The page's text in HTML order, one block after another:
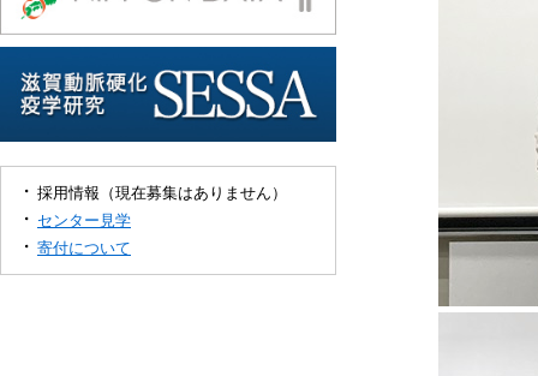
採用情報（現在募集はありません）
センター見学
寄付について